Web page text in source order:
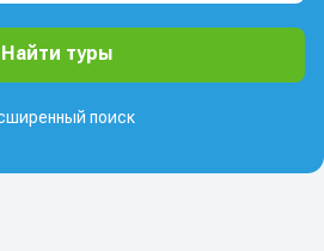
поиск
Найти туры